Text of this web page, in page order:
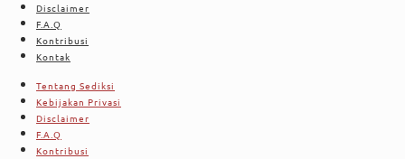
Disclaimer
F.A.Q
Kontribusi
Kontak
Tentang Sediksi
Kebijakan Privasi
Disclaimer
F.A.Q
Kontribusi